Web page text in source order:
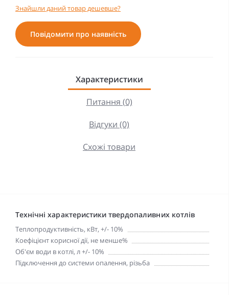
Знайшли даний товар дешевше?
Повідомити про наявність
Характеристики
Питання (0)
Відгуки (0)
Схожі товари
Технічні характеристики твердопаливних котлів
Теплопродуктивність, кВт, +/- 10%
Коефіцієнт корисної дії, не менше%
Об'єм води в котлі, л +/- 10%
Підключення до системи опалення, різьба